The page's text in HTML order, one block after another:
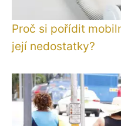
Proč si pořídit
její nedostatky?